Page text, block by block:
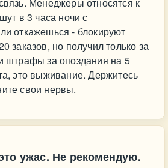
в 3 часа ночи с
откажешься - блокируют
заказов, но получил только за
штрафы за опоздания на 5
это выживание. Держитесь
свои нервы.
ужас. Не рекомендую.